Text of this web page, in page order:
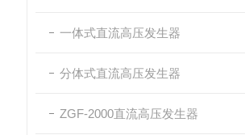
一体式直流高压发生器
分体式直流高压发生器
ZGF-2000直流高压发生器